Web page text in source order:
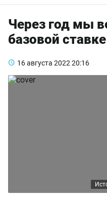
Через год мы
базовой
16 августа 2022 20:16